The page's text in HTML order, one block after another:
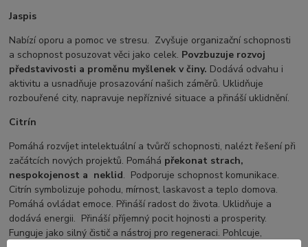
Jaspis
Nabízí oporu a pomoc ve stresu. Zvyšuje organizační schopnosti
a schopnost posuzovat věci jako celek. Povzbuzuje rozvoj
představivosti a proměnu myšlenek v činy. Dodává odvahu i
aktivitu a usnadňuje prosazování našich záměrů. Uklidňuje
rozbouřené city, napravuje nepříznivé situace a přináší uklidnění.
Citrín
Pomáhá rozvíjet intelektuální a tvůrčí schopnosti, nalézt řešení při
začátcích nových projektů. Pomáhá překonat strach,
nespokojenost a neklid. Podporuje schopnost komunikace.
Citrín symbolizuje pohodu, mírnost, laskavost a teplo domova.
Pomáhá ovládat emoce. Přináší radost do života. Uklidňuje a
dodává energii. Přináší příjemný pocit hojnosti a prosperity.
Funguje jako silný čistič a nástroj pro regeneraci. Pohlcuje,